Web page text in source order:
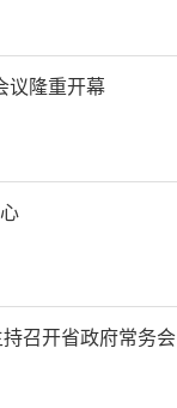
议隆重开幕
召开省政府常务会